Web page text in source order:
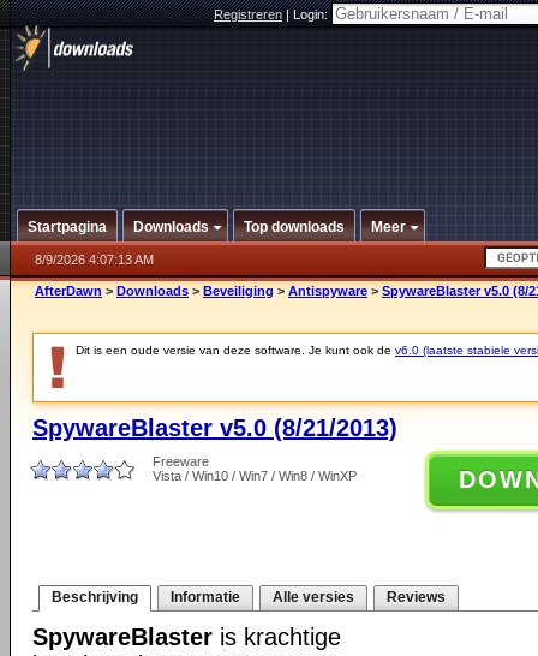
Registreren|Login:
Startpagina Downloads Top downloads Meer
8/9/2026 4:07:13 AM
AfterDawn > Downloads > Beveiliging > Antispyware > SpywareBlaster v5.0 (8/
Dit is een oude versie van deze software. Je kunt ook de v6.0 (laatste stabiele
SpywareBlaster v5.0 (8/21/2013)
Freeware
Vista / Win10 / Win7 / Win8 / WinXP
Beschrijving Informatie Alle versies Reviews
SpywareBlaster is krachtige